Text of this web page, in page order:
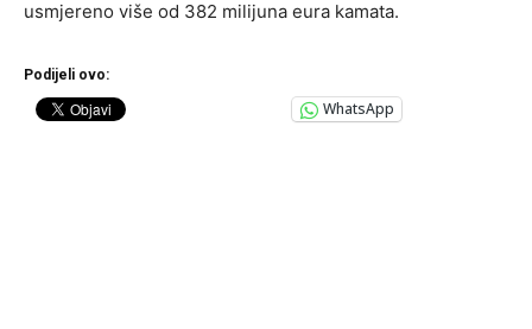
usmjereno više od 382 milijuna eura kamata.
Podijeli ovo:
WhatsApp